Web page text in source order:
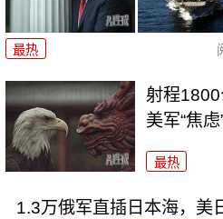
最热
射程1800
美军“焦虑
最热
1.3万俄军直插日本海，美